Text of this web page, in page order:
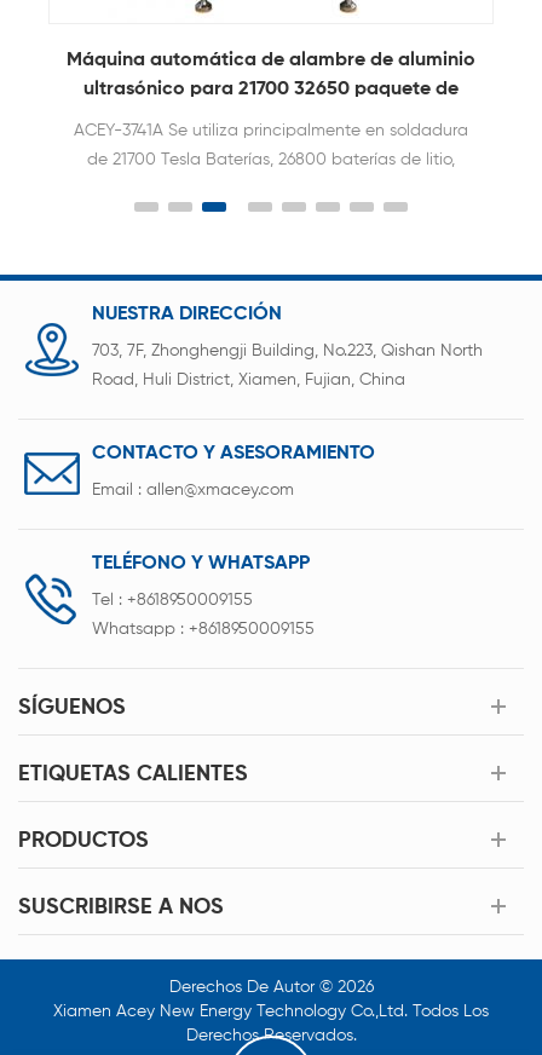
Máquina automática de alambre de aluminio
ultrasónico para 21700 32650 paquete de
baterías
ACEY-3741A Se utiliza principalmente en soldadura
de 21700 Tesla Baterías, 26800 baterías de litio,
NUESTRA DIRECCIÓN
703, 7F, Zhonghengji Building, No.223, Qishan North
Road, Huli District, Xiamen, Fujian, China
CONTACTO Y ASESORAMIENTO
Email : allen@xmacey.com
TELÉFONO Y WHATSAPP
Tel : +8618950009155
Whatsapp : +8618950009155
SÍGUENOS
ETIQUETAS CALIENTES
PRODUCTOS
SUSCRIBIRSE A NOS
Derechos De Autor © 2026
Xiamen Acey New Energy Technology Co.,Ltd. Todos Los
Derechos Reservados.